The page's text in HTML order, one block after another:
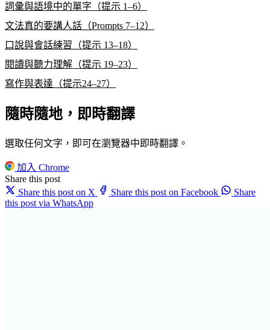
詞彙與語境中的單字（提示 1–6）
文法真的要講人話（Prompts 7–12）
口說與會話練習（提示 13–18）
閱讀與聽力理解（提示 19–23）
寫作與表達（提示24–27）
隨時隨地，即時翻譯
選取任何文字，即可在瀏覽器中即時翻譯。
加入 Chrome
Share this post
Share this post on X
Share this post on Facebook
Share
this post via WhatsApp